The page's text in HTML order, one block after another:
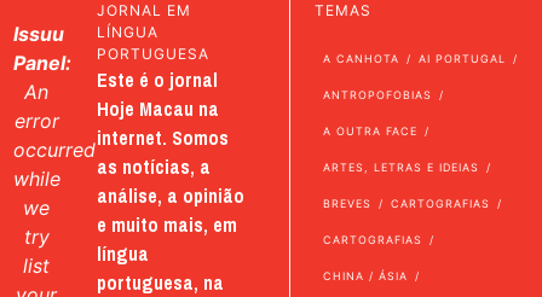
Issuu
Panel:
An
error
occurred
while
we
try
list
JORNAL EM
LÍNGUA
PORTUGUESA
Este é o jornal
Hoje Macau na
internet. Somos
as notícias, a
análise, a opinião
e muito mais, em
língua
portuguesa, na
TEMAS
A CANHOTA AI PORTUGAL
ANTROPOFOBIAS
A OUTRA FACE
ARTES, LETRAS E IDEIAS
BREVES CARTOGRAFIAS
CARTOGRAFIAS
CHINA / ÁSIA